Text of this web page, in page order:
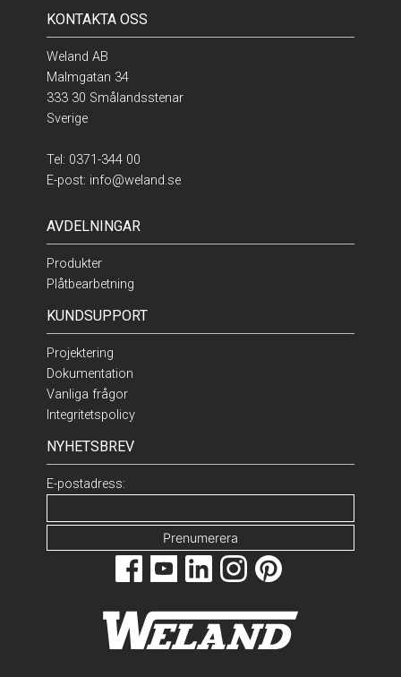
KONTAKTA OSS
Weland AB
Malmgatan 34
333 30 Smålandsstenar
Sverige
Tel: 0371-344 00
E-post: info@weland.se
AVDELNINGAR
Produkter
Plåtbearbetning
KUNDSUPPORT
Projektering
Dokumentation
Vanliga frågor
Integritetspolicy
NYHETSBREV
E-postadress: